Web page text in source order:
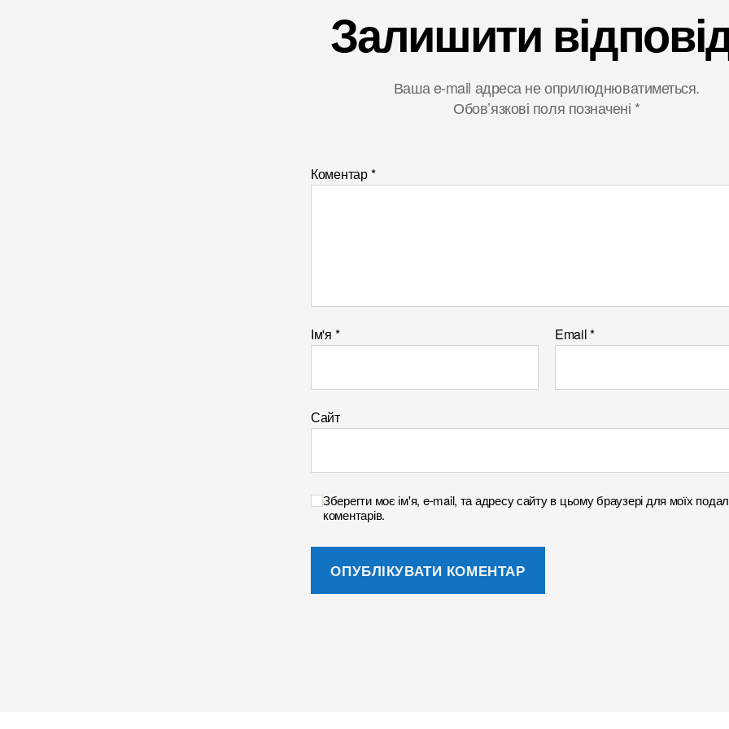
Залишити
Ваша e-mail адреса не оприлюднюватиметься.
Обов’язкові поля позначені *
Коментар*
Ім'я * Email*
Сайт
Зберегти моє ім'я, e-mail, та адресу сайту в цьому браузері для моїх
коментарів.